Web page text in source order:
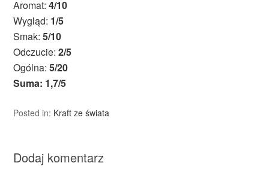
Aromat:4/10
Wygląd: 1/5
Smak:5/10
Odczucie:2/5
Ogólna:5/20
Suma: 1,7/5
Posted in: Kraft ze świata
Dodaj komentarz